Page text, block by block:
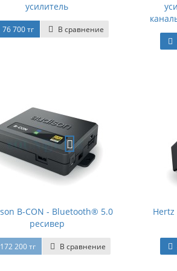
усилитель
76 700 тг В сравнение
B-CON - Bluetooth® 5.0
ресивер
172 200 тг В сравнение
Hertz